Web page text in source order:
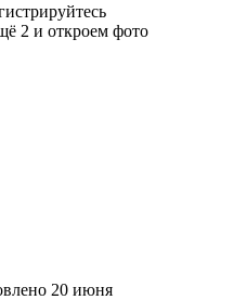
2 и откроем фото
20 июня